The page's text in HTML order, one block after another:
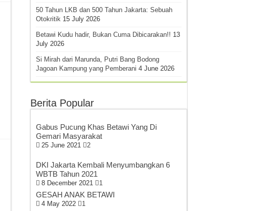
50 Tahun LKB dan 500 Tahun Jakarta: Sebuah
Otokritik 15 July 2026
Betawi Kudu hadir, Bukan Cuma Dibicarakan!! 13
July 2026
Si Mirah dari Marunda, Putri Bang Bodong
Jagoan Kampung yang Pemberani 4 June 2026
Berita Popular
Gabus Pucung Khas Betawi Yang Di
Gemari Masyarakat
25 June 2021 2
DKI Jakarta Kembali Menyumbangkan 6
WBTB Tahun 2021
8 December 2021 1
GESAH ANAK BETAWI
4 May 2022 1